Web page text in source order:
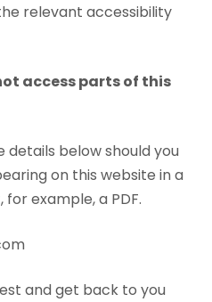
relevant accessibility
access parts of this
details below should you
on this website in a
example, a PDF.
and get back to you